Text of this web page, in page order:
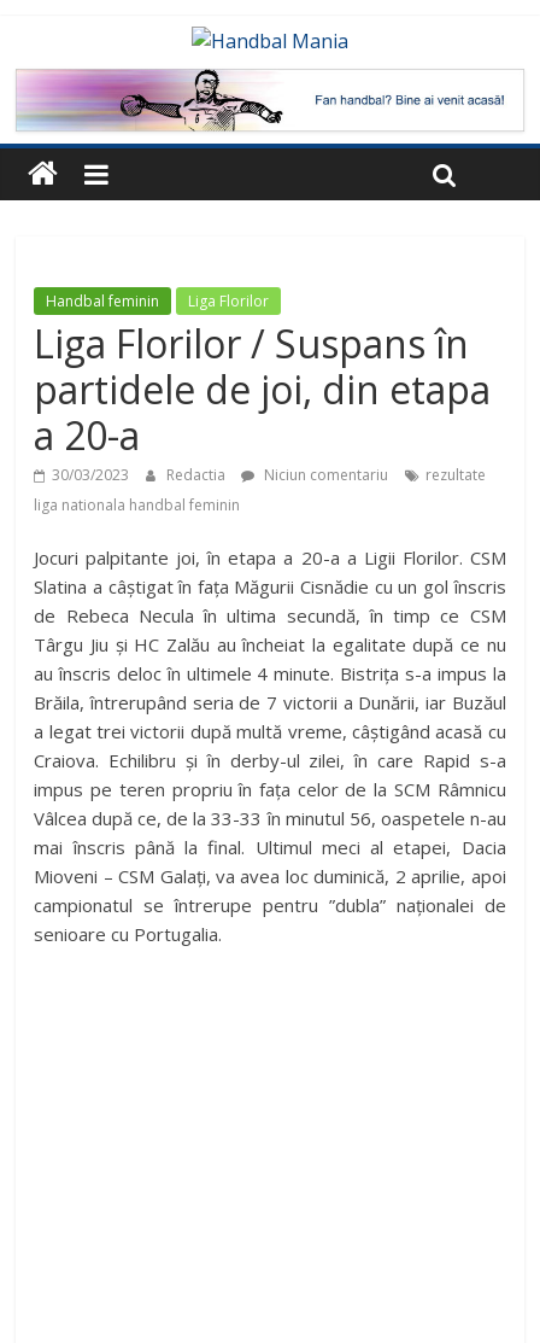
Handbal feminin Liga Florilor
Liga Florilor / Suspans în
partidele de joi, din etapa
a 20-a
30/03/2023 Redactia Niciun comentariu
rezultate
liga nationala handbal feminin
Jocuri palpitante joi, în etapa a 20-a a Ligii Florilor. CSM
Slatina a câștigat în fața Măgurii Cisnădie cu un gol înscris
de Rebeca Necula în ultima secundă, în timp ce CSM
Târgu Jiu și HC Zalău au încheiat la egalitate după ce nu
au înscris deloc în ultimele 4 minute. Bistrița s-a impus la
Brăila, întrerupând seria de 7 victorii a Dunării, iar Buzăul
a legat trei victorii după multă vreme, câștigând acasă cu
Craiova. Echilibru și în derby-ul zilei, în care Rapid s-a
impus pe teren propriu în fața celor de la SCM Râmnicu
Vâlcea după ce, de la 33-33 în minutul 56, oaspetele n-au
mai înscris până la final. Ultimul meci al etapei, Dacia
Mioveni – CSM Galați, va avea loc duminică, 2 aprilie, apoi
campionatul se întrerupe pentru ”dubla” naționalei de
senioare cu Portugalia.